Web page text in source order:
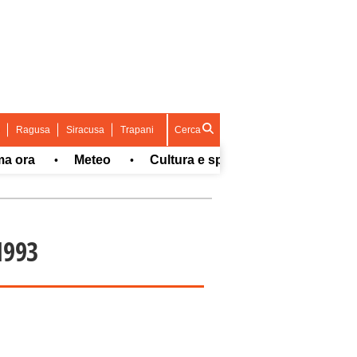
Ragusa Siracusa Trapani Cerca
• Meteo • Cultura e spettacolo